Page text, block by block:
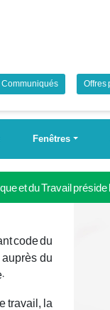
Communiqués Offres
Fenêtres
et du Travail
code du
du
travail, la